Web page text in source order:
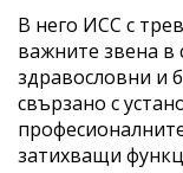
В него ИСС с
важните звена в
здравословни и
свързано с
затихващи